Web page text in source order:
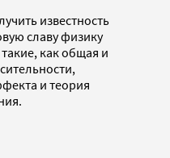
известность
славу физику
как общая и
и теория